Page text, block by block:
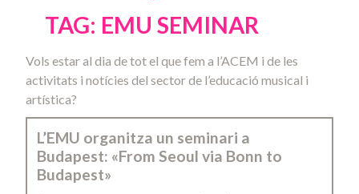
TAG: EMU SEMINAR
Vols estar al dia de tot el que fem a l’ACEM i de les
activitats i notícies del sector de l’educació musical i
artística?
L’EMU organitza un seminari a
Budapest: «From Seoul via Bonn to
Budapest»